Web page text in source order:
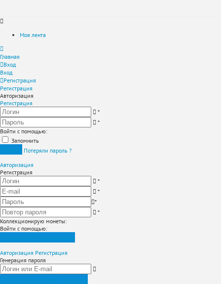
Моя лента
Главная
Вход
Вход
Регистрация
Регистрация
Авторизация
Регистрация
*
*
Войти с помощью:
Запомнить
Потеряли пароль ?
Авторизация
Регистрация
*
*
*
*
Коллекционирую монеты:
Войти с помощью:
Авторизация Регистрация
Генерация пароля